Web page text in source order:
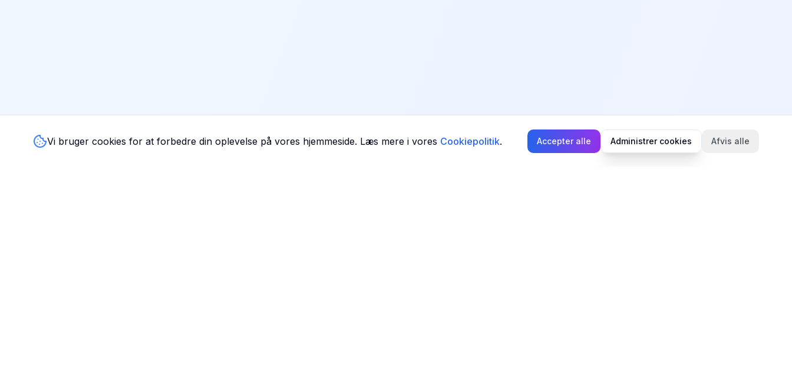
Vi bruger cookies for at forbedre din oplevelse på vores hjemmeside. Læs mere i vores Cookiepolitik. Accepter alle Administrer cookies Afvis alle